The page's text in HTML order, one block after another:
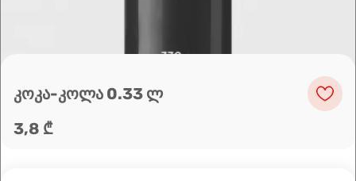
კოკა-კოლა 0.33 ლ
3,8 ₾